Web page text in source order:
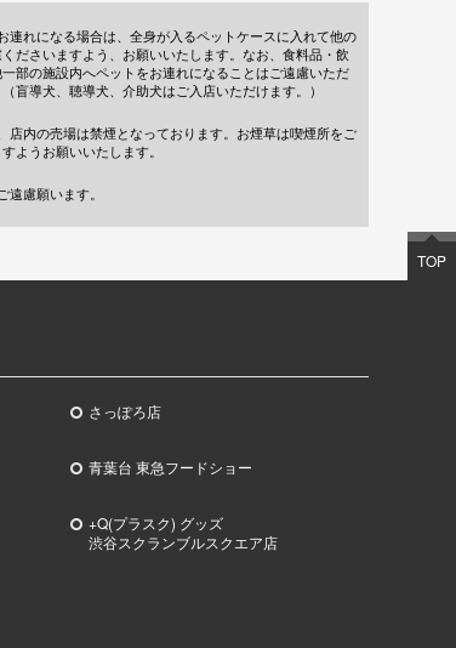
連れになる場合は、全身が入るペットケースに入れて他の
ださいますよう、お願いいたします。なお、食料品・飲
部の施設内へペットをお連れになることはご遠慮いただ
盲導犬、聴導犬、介助犬はご入店いただけます。）
店内の売場は禁煙となっております。お煙草は喫煙所をご
ようお願いいたします。
慮願います。
TOP
さっぽろ店
青葉台 東急フードショー
+Q(プラスク) グッズ
渋谷スクランブルスクエア店